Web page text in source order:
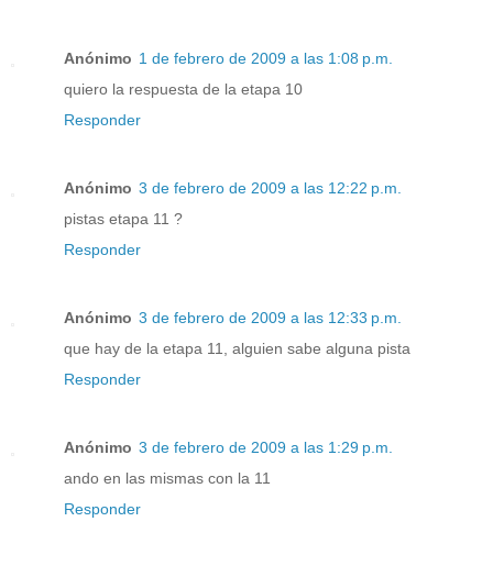
Anónimo 1 de febrero de 2009 a las 1:08 p.m.
quiero la respuesta de la etapa 10
Responder
Anónimo 3 de febrero de 2009 a las 12:22 p.m.
pistas etapa 11 ?
Responder
Anónimo 3 de febrero de 2009 a las 12:33 p.m.
que hay de la etapa 11, alguien sabe alguna pista
Responder
Anónimo 3 de febrero de 2009 a las 1:29 p.m.
ando en las mismas con la 11
Responder